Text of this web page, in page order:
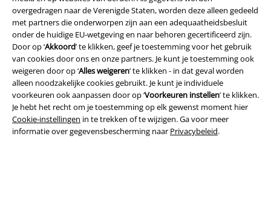
overgedragen naar de Verenigde Staten, worden deze alleen gedeeld
met partners die onderworpen zijn aan een adequaatheidsbesluit
onder de huidige EU-wetgeving en naar behoren gecertificeerd zijn.
Door op ‘Akkoord’ te klikken, geef je toestemming voor het gebruik
van cookies door ons en onze partners. Je kunt je toestemming ook
weigeren door op ‘Alles weigeren’ te klikken - in dat geval worden
alleen noodzakelijke cookies gebruikt. Je kunt je individuele
voorkeuren ook aanpassen door op ‘Voorkeuren instellen’ te klikken.
Je hebt het recht om je toestemming op elk gewenst moment hier
Cookie-instellingen in te trekken of te wijzigen. Ga voor meer
informatie over gegevensbescherming naar Privacybeleid.
Beveiliging